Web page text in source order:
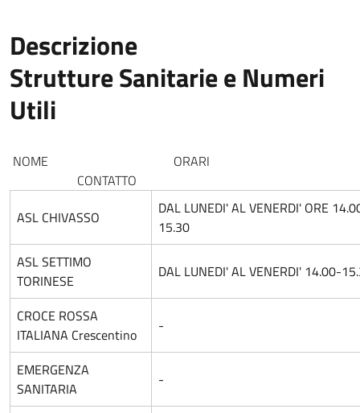
Descrizione
Strutture Sanitarie e Numeri
Utili
NOME ORARI
CONTATTO
ASL CHIVASSO
DAL LUNEDI' AL VENERDI' ORE
15.30
ASL SETTIMO
TORINESE
DAL LUNEDI' AL VENERDI' 14.00-
CROCE ROSSA
ITALIANA Crescentino
-
EMERGENZA
SANITARIA
-